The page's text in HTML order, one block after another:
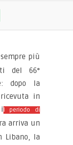
più
del 66°
dopo la
in
l periodo di
arriva un
Libano, la